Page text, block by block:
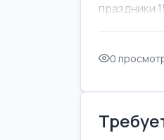
праздники
0